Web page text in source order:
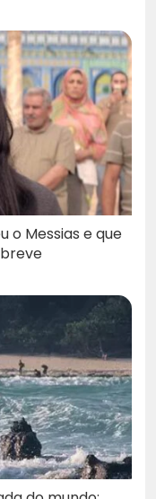
o Messias e que